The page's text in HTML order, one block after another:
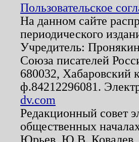
Пользовательское
На данном сайте
периодического
Учредитель:
Союза писателей
680032, Хабаровский
ф.84212296081.
dv.com
Редакционный совет
общественных
Юрьев, Ю.В.